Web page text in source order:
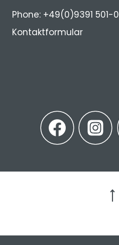
Phone: +49(0)9391 501-0
Kontaktformular